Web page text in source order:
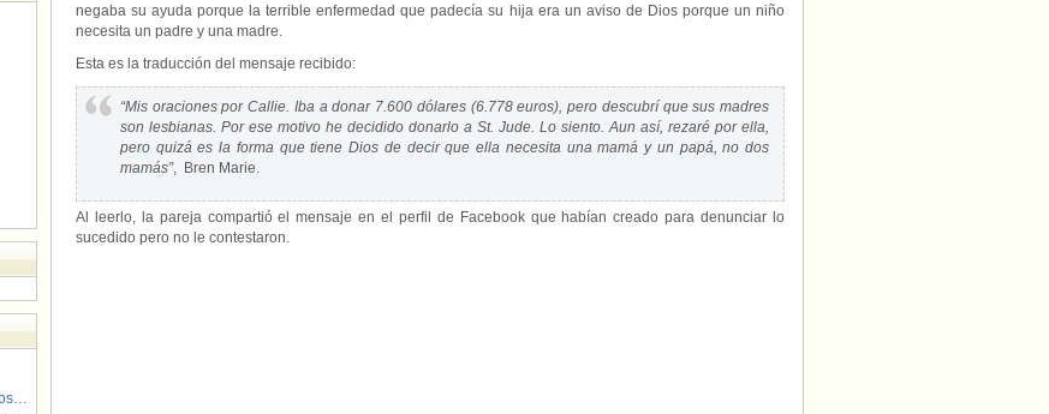
negaba su ayuda porque la terrible enfermedad que padecía su hija era un aviso de Dios porque un niño
necesita un padre y una madre.
Esta es la traducción del mensaje recibido:
“Mis oraciones por Callie. Iba a donar 7.600 dólares (6.778 euros), pero descubrí que sus madres
son lesbianas. Por ese motivo he decidido donarlo a St. Jude. Lo siento. Aun así, rezaré por ella,
pero quizá es la forma que tiene Dios de decir que ella necesita una mamá y un papá, no dos
mamás”, Bren Marie.
Al leerlo, la pareja compartió el mensaje en el perfil de Facebook que habían creado para denunciar lo
sucedido pero no le contestaron.